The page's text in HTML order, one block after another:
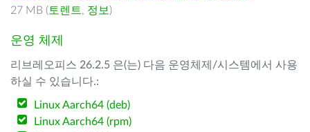
27 MB ( 토렌트, 정보 )
운영 체제
리브레오피스 26.2.5 은(는) 다음 운영체제/시스템에서 사용
하실 수 있습니다.:
Linux Aarch64 (deb)
Linux Aarch64 (rpm)